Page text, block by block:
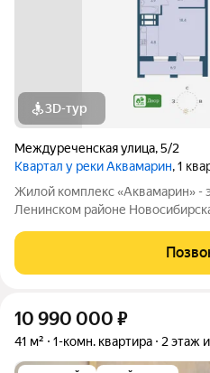
3D-тур
Междуреченская улица,5/2
Квартал у реки Аквамарин, 1
Жилой комплекс «Аквамарин» -
Ленинском районе
набережной, которую мы
из нее зону для отдыха прогулок и
10 990 000 ₽
41 м² 1-комн. квартира 2 этаж